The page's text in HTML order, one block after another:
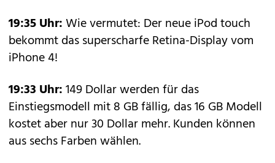
19:35 Uhr:Wie vermutet: Der neue iPod touch
bekommt das superscharfe Retina-Display vom
iPhone 4!
19:33 Uhr:149 Dollar werden für das
Einstiegsmodell mit 8 GB fällig, das 16 GB Modell
kostet aber nur 30 Dollar mehr. Kunden können
aus sechs Farben wählen.